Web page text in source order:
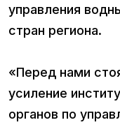
управления
стран региона.
«Перед нами
усиление
органов по